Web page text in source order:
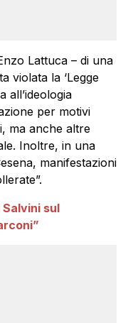
Lattuca – di una
violata la ‘Legge
all’ideologia
per motivi
ma anche altre
Inoltre, in una
manifestazioni
sul